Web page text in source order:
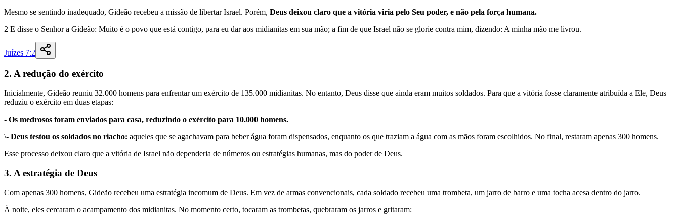
Mesmo se sentindo inadequado, Gideão recebeu a missão de libertar Israel. Porém, Deus deixou claro que a vitória viria pelo Seu poder, e não pela força humana.
2 E disse o Senhor a Gideão: Muito é o povo que está contigo, para eu daraos midianitas em sua mão; a fim de que Israel não se glorie contra mim, dizendo: A minha mão me livrou.
Juízes 7:2
2. A redução do exército
Inicialmente, Gideão reuniu 32.000 homens para enfrentar um exército de 135.000 midianitas. No entanto, Deus disse que ainda eram muitos soldados. Para que a vitória fosse claramente atribuída a Ele, Deus
reduziu o exército em duas etapas:
- Os medrosos foram enviados para casa, reduzindo o exército para 10.000 homens.
\- Deus testou os soldados no riacho: aqueles que se agachavam para beber água foram dispensados, enquanto os que traziam a água com as mãos foram escolhidos. No final, restaram apenas 300 homens.
Esse processo deixou claro que a vitória de Israel não dependeria de números ou estratégias humanas, mas do poder de Deus.
3. A estratégia de Deus
Com apenas 300 homens, Gideão recebeu uma estratégia incomum de Deus. Em vez de armas convencionais, cada soldado recebeu uma trombeta, um jarro de barro e uma tocha acesa dentro do jarro.
À noite, eles cercaram o acampamento dos midianitas. No momento certo, tocaram as trombetas, quebraram os jarros e gritaram: